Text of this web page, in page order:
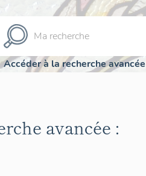
Accéder à la recherche avancée
avancée :